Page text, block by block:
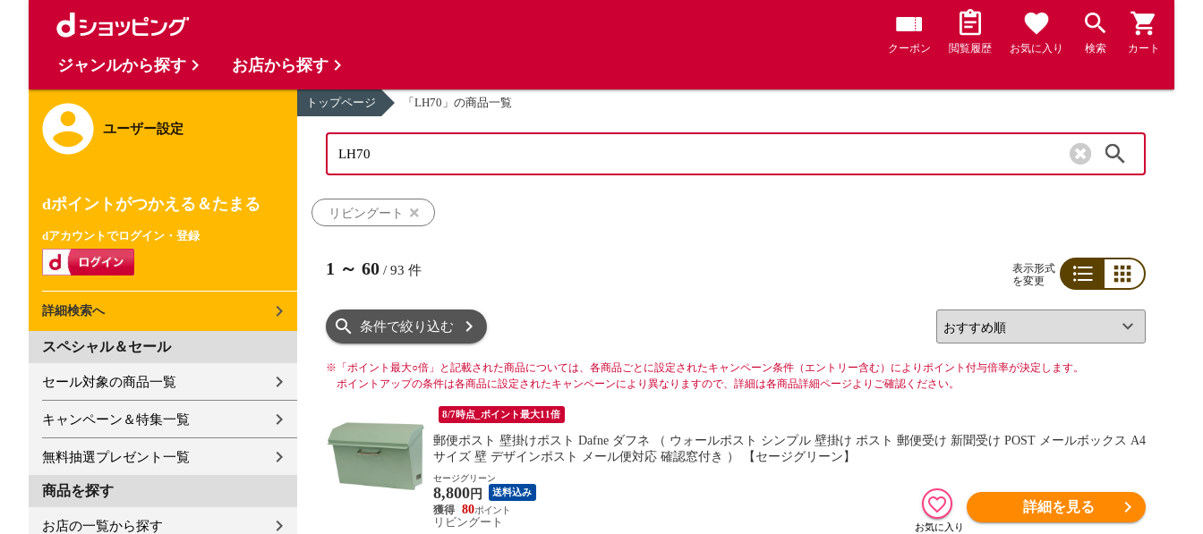
クーポン 閲覧履歴 お気に入り 検索 カート
ユーザー設定
dポイントがつかえる＆たまる
dアカウントでログイン・登録
詳細検索へ
スペシャル＆セール
セール対象の商品一覧
キャンペーン＆特集一覧
無料抽選プレゼント一覧
商品を探す
お店の一覧から探す
トップページ 「LH70」の商品一覧
リビングート
1 ～ 60 / 93 件
表示形式
を変更
条件で絞り込む
※ 「ポイント最大○倍」と記載された商品については、各商品ごとに設定されたキャンペーン条件（エントリー含む）によりポイント付与倍率が決定します。
ポイントアップの条件は各商品に設定されたキャンペーンにより異なりますので、詳細は各商品詳細ページよりご確認ください。
8/7時点_ポイント最大11倍
郵便ポスト 壁掛けポスト Dafne ダフネ （ ウォールポスト シンプル 壁掛け ポスト 郵便受け 新聞受け POST メールボックス A4
サイズ 壁 デザインポスト メール便対応 確認窓付き ） 【セージグリーン】
セージグリーン
8,800 円 送料込み
80
リビングート
詳細を見る
ジャンルから探す お店から探す